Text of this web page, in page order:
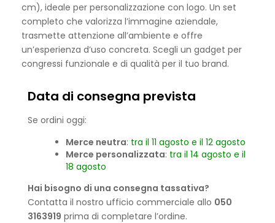
cm), ideale per personalizzazione con logo. Un set
completo che valorizza l’immagine aziendale,
trasmette attenzione all’ambiente e offre
un’esperienza d’uso concreta. Scegli un gadget per
congressi funzionale e di qualità per il tuo brand.
Data di consegna prevista
Se ordini oggi:
Merce neutra: tra il 11 agosto e il 12 agosto
Merce personalizzata: tra il 14 agosto e il
18 agosto
Hai bisogno di una consegna tassativa?
Contatta il nostro ufficio commerciale allo 050
3163919 prima di completare l’ordine.